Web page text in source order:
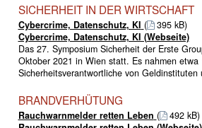
SICHERHEIT IN DER WIRTSCHAFT
Cybercrime, Datenschutz, KI (
395 kB)
Cybercrime, Datenschutz, KI (Webseite)
Das 27. Symposium Sicherheit der Erste
Oktober 2021 in Wien statt. Es nahmen etwa
Sicherheitsverantwortliche von
BRANDVERHÜTUNG
Rauchwarnmelder retten Leben (
492 kB)